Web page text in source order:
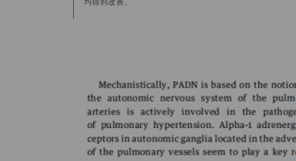
均得到改善。